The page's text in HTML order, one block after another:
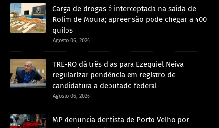
Carga de drogas é interceptada na saída de
Rolim de Moura; apreensão pode chegar a 400
quilos
Agosto 06, 2026
TRE-RO dá três dias para Ezequiel Neiva
regularizar pendência em registro de
candidatura a deputado federal
Agosto 06, 2026
MP denuncia dentista de Porto Velho por